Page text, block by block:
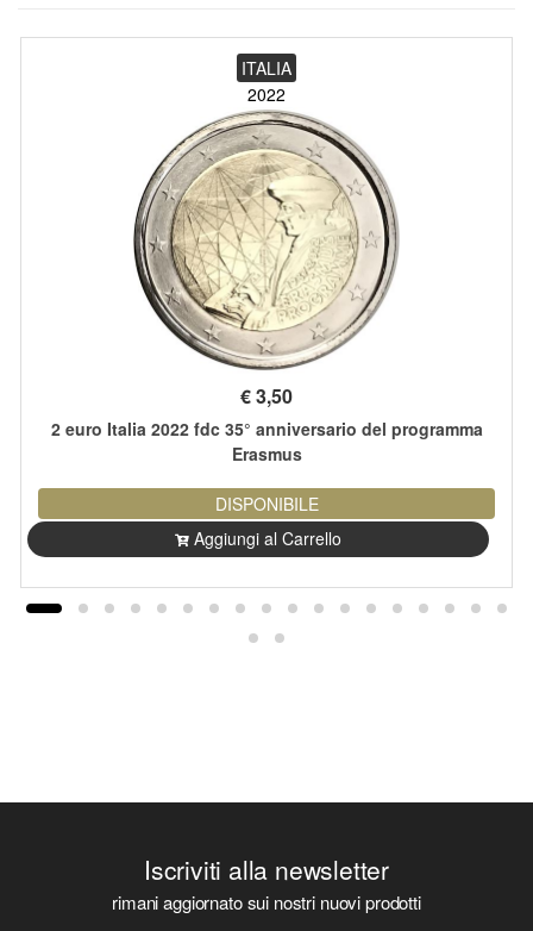
ITALIA
2022
€3,50
2 euro Italia 2022 fdc 35° anniversario del programma
Erasmus
DISPONIBILE
Aggiungi al Carrello
Iscriviti alla newsletter
rimani aggiornato sui nostri nuovi prodotti